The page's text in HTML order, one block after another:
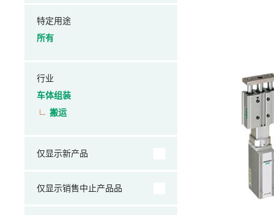
特定用途
所有
行业
车体组装
搬运
仅显示新产品
仅显示销售中止产品品